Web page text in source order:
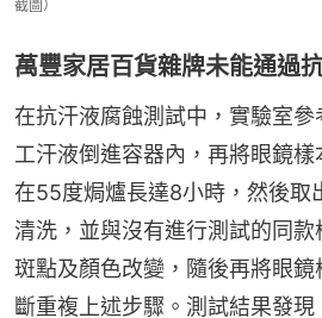
截圖）
萬豐家居百貨雜牌未能通過
在抗汗液腐蝕測試中，實驗室
工汗液倒進容器內，再將眼鏡
在55度焗爐長達8小時，然後取
清洗，並與沒有進行測試的同
斑點及顏色改變，隨後再將眼
斷重複上述步驟。測試結果發